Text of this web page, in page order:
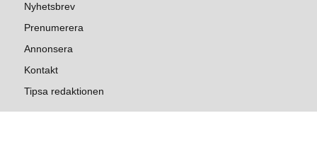
Nyhetsbrev
Prenumerera
Annonsera
Kontakt
Tipsa redaktionen